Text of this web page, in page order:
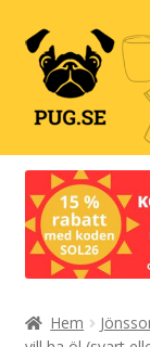
Hoppa
till
navigering
Hoppa
till
innehåll
Varukorg
Våra
Designa själv!
Böcker
Hem